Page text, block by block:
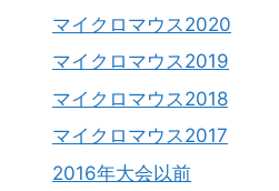
マイクロマウス2020
マイクロマウス2019
マイクロマウス2018
マイクロマウス2017
2016年大会以前